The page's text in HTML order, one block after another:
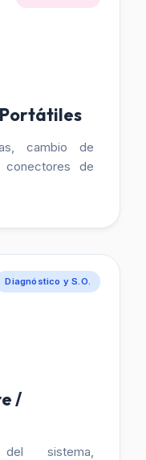
Portátiles
cambio de
conectores de
Diagnóstico y S.O.
/
del sistema,